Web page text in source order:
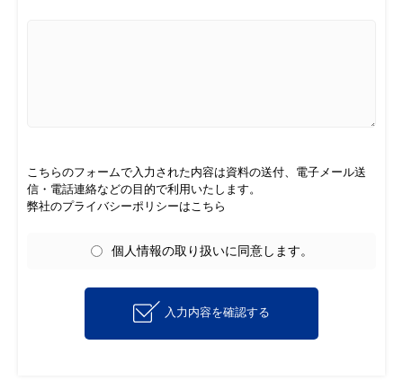
こちらのフォームで入力された内容は資料の送付、電子メール送
信・電話連絡などの目的で利用いたします。
弊社のプライバシーポリシーはこちら
個人情報の取り扱いに同意します。
入力内容を確認する